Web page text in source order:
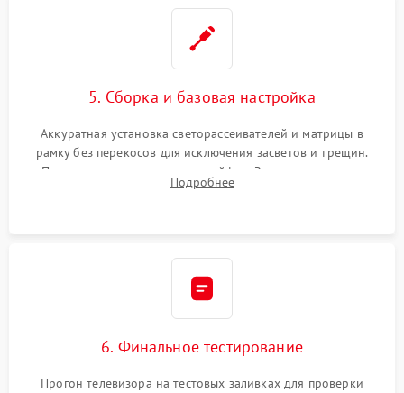
5. Сборка и базовая настройка
Аккуратная установка светорассеивателей и матрицы в
рамку без перекосов для исключения засветов и трещин.
Подключение внутренних шлейфов. Закрытие корпуса.
Сброс настроек и обновление программного обеспечения.
Подробнее
6. Финальное тестирование
Прогон телевизора на тестовых заливках для проверки